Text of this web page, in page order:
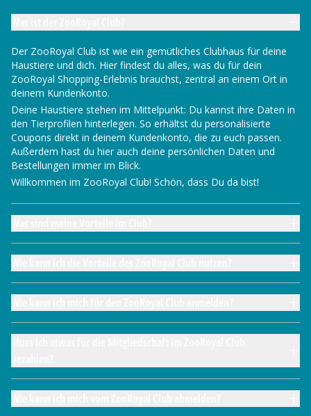
Der ZooRoyal Club ist wie ein gemütliches Clubhaus für deine
Haustiere und dich. Hier findest du alles, was du für dein
ZooRoyal Shopping-Erlebnis brauchst, zentral an einem Ort in
deinem Kundenkonto.
Deine Haustiere stehen im Mittelpunkt: Du kannst ihre Daten in
den Tierprofilen hinterlegen. So erhältst du personalisierte
Coupons direkt in deinem Kundenkonto, die zu euch passen.
Außerdem hast du hier auch deine persönlichen Daten und
Bestellungen immer im Blick.
Willkommen im ZooRoyal Club! Schön, dass Du da bist!